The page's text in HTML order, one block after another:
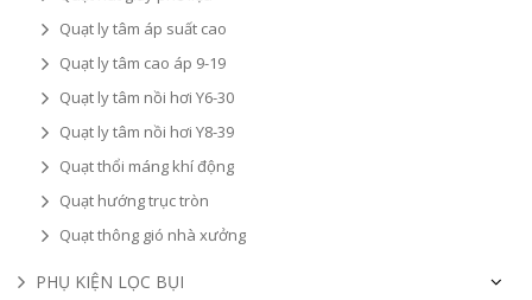
Quạt ly tâm áp suất cao
Quạt ly tâm cao áp 9-19
Quạt ly tâm nồi hơi Y6-30
Quạt ly tâm nồi hơi Y8-39
Quạt thổi máng khí động
Quạt hướng trục tròn
Quạt thông gió nhà xưởng
PHỤ KIỆN LỌC BỤI